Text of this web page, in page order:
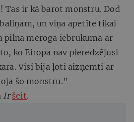
Tas ir kā barot monstru. Dod
un viņa apetīte tikai
pilna mēroga iebrukumā ar
ko Eiropa nav pieredzējusi
Visi bija ļoti aizņemti ar
šo monstru."
Iršeit.